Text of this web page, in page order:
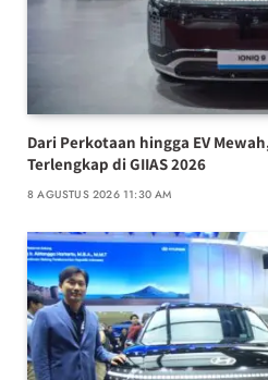
Dari Perkotaan hingga EV
Terlengkap di GIIAS 2026
8 AGUSTUS 2026 11:30 AM